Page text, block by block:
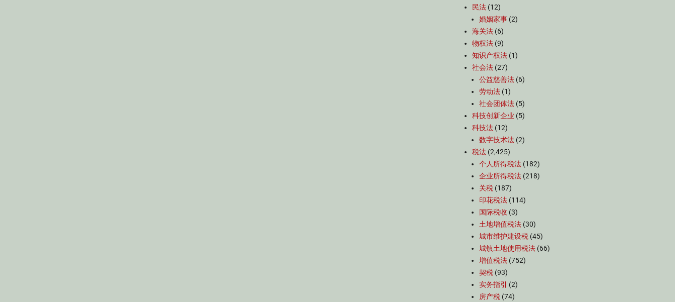
民法 (12)
婚姻家事 (2)
海关法 (6)
物权法 (9)
知识产权法 (1)
社会法 (27)
公益慈善法 (6)
劳动法 (1)
社会团体法 (5)
科技创新企业 (5)
科技法 (12)
数字技术法 (2)
税法 (2,425)
个人所得税法 (182)
企业所得税法 (218)
关税 (187)
印花税法 (114)
国际税收 (3)
土地增值税法 (30)
城市维护建设税 (45)
城镇土地使用税法 (66)
增值税法 (752)
契税 (93)
实务指引
(2)
房产税 (74)